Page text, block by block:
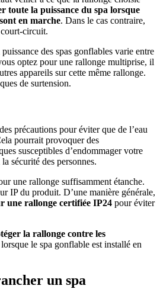
toute la puissance du spa lorsque
en marche. Dans le cas contraire,
circuit.
des spas gonflables varie entre
optez pour une rallonge multiprise, il
appareils sur cette même rallonge.
de surtension.
précautions pour éviter que de l’eau
pourrait provoquer des
susceptibles d’endommager votre
sécurité des personnes.
une rallonge suffisamment étanche.
IP du produit. D’une manière générale,
une rallonge certifiée IP24 pour éviter
la rallonge contre les
le spa gonflable est installé en
un spa